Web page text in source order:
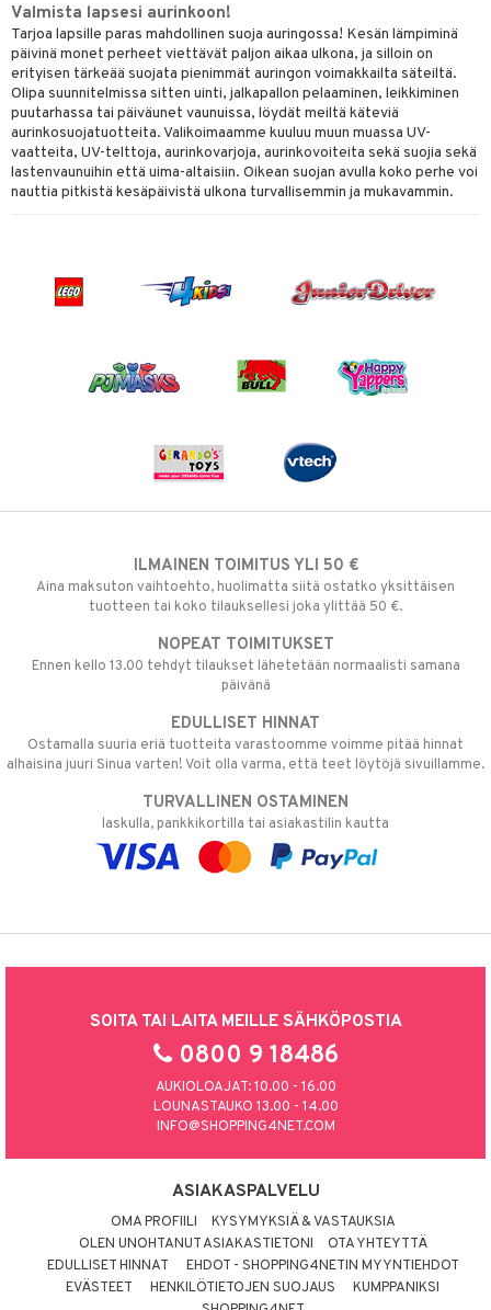
Valmista lapsesi aurinkoon!
Tarjoa lapsille paras mahdollinen suoja auringossa! Kesän lämpiminä
päivinä monet perheet viettävät paljon aikaa ulkona, ja silloin on
erityisen tärkeää suojata pienimmät auringon voimakkailta säteiltä.
Olipa suunnitelmissa sitten uinti, jalkapallon pelaaminen, leikkiminen
puutarhassa tai päiväunet vaunuissa, löydät meiltä käteviä
aurinkosuojatuotteita. Valikoimaamme kuuluu muun muassa UV-
vaatteita, UV-telttoja, aurinkovarjoja, aurinkovoiteita sekä suojia sekä
lastenvaunuihin että uima-altaisiin. Oikean suojan avulla koko perhe voi
nauttia pitkistä kesäpäivistä ulkona turvallisemmin ja mukavammin.
ILMAINEN TOIMITUS YLI 50 €
Aina maksuton vaihtoehto, huolimatta siitä ostatko yksittäisen
tuotteen tai koko tilauksellesi joka ylittää 50 €.
NOPEAT TOIMITUKSET
Ennen kello 13.00 tehdyt tilaukset lähetetään normaalisti samana
päivänä
EDULLISET HINNAT
Ostamalla suuria eriä tuotteita varastoomme voimme pitää hinnat
alhaisina juuri Sinua varten! Voit olla varma, että teet löytöjä sivuillamme.
TURVALLINEN OSTAMINEN
laskulla, pankkikortilla tai asiakastilin kautta
SOITA TAI LAITA MEILLE SÄHKÖPOSTIA
0800 9 18486
AUKIOLOAJAT: 10.00 - 16.00
LOUNASTAUKO 13.00 - 14.00
INFO@SHOPPING4NET.COM
ASIAKASPALVELU
OMA PROFIILI
KYSYMYKSIÄ & VASTAUKSIA
OLEN UNOHTANUT ASIAKASTIETONI
OTA YHTEYTTÄ
EDULLISET HINNAT
EHDOT - SHOPPING4NETIN MYYNTIEHDOT
EVÄSTEET
HENKILÖTIETOJEN SUOJAUS
KUMPPANIKSI